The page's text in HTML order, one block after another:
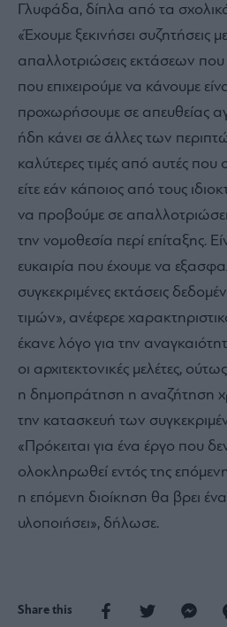
Γλυφάδα, δίπλα από τα
«Έχουμε ξεκινήσει συζητήσεις
απαλλοτριώσεις εκτάσεων
που επιχειρούμε να κάνουμε
προχωρήσουμε σε απευθείας
ήδη κάνει σε άλλες των
καλύτερες τιμές από αυτές που
είτε εάν κάποιος από τους
να προβούμε σε
την νομοθεσία περί επίταξης.
ευκαιρία που έχουμε να
συγκεκριμένες εκτάσεις
τιμών», ανέφερε
έκανε λόγο για την
οι αρχιτεκτονικές μελέτες,
η δημοπράτηση η αναζήτηση
την κατασκευή των
«Πρόκειται για ένα έργο που
ολοκληρωθεί εντός της
η επόμενη διοίκηση θα βρει
υλοποιήσει», δήλωσε.
Share this